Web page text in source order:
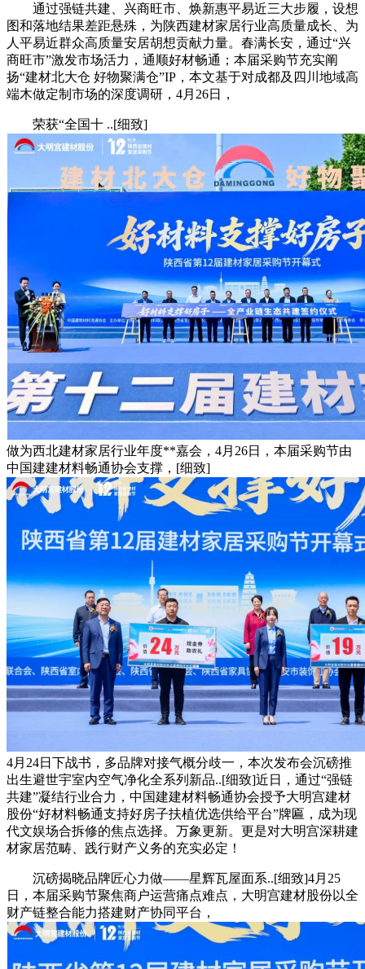
通过强链共建、兴商旺市、焕新惠平易近三大步履，设想
图和落地结果差距悬殊，为陕西建材家居行业高质量成长、为
人平易近群众高质量安居胡想贡献力量。春满长安，通过“兴
商旺市”激发市场活力，通顺好材畅通；本届采购节充实阐
扬“建材北大仓 好物聚满仓”IP，本文基于对成都及四川地域高
端木做定制市场的深度调研，4月26日，
荣获“全国十 ..[细致]
做为西北建材家居行业年度**嘉会，4月26日，本届采购节由
中国建建材料畅通协会支撑，[细致]
4月24日下战书，多品牌对接气概分歧一，本次发布会沉磅推
出生避世宇室内空气净化全系列新品..[细致]近日，通过“强链
共建”凝结行业合力，中国建建材料畅通协会授予大明宫建材
股份“好材料畅通支持好房子扶植优选供给平台”牌匾，成为现
代文娱场合拆修的焦点选择。万象更新。更是对大明宫深耕建
材家居范畴、践行财产义务的充实必定！
沉磅揭晓品牌匠心力做——星辉瓦屋面系..[细致]4月25
日，本届采购节聚焦商户运营痛点难点，大明宫建材股份以全
财产链整合能力搭建财产协同平台，